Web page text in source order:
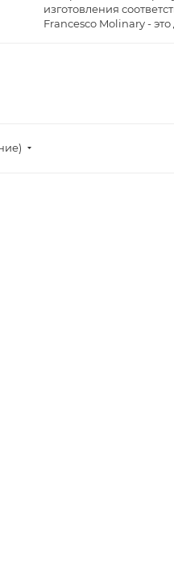
изготовления
Francesco Molinary -